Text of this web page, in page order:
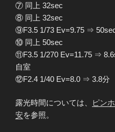
⑦ 同上 32sec
⑧ 同上 32sec
⑨F3.5 1/73 Ev=9.75 ⇒
⑩ 同上 50sec
⑪F3.5 1/270 Ev=11.75 ⇒
自室
⑫F2.4 1/40 Ev=8.0 ⇒ 3.8分
露光時間については、
ピン
安を参照。